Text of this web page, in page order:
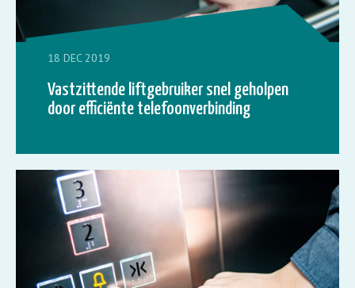
18 DEC 2019
Vastzittende liftgebruiker snel geholpen
door efficiënte telefoonverbinding